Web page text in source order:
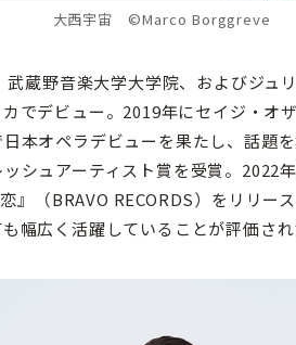
大西宇宙 ©Marco Borggreve
蔵野音楽大学大学院、およびジュ
でデビュー。2019年にセイジ・オ
本オペラデビューを果たし、話題
シュアーティスト賞を受賞。2022
（BRAVO RECORDS）をリリー
幅広く活躍していることが評価され